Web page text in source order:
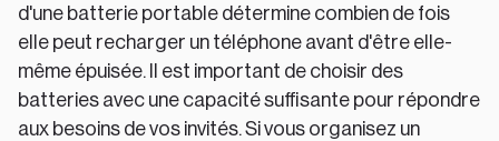
d'une batterie portable détermine combien de fois
elle peut recharger un téléphone avant d'être elle-
même épuisée. Il est important de choisir des
batteries avec une capacité suffisante pour répondre
aux besoins de vos invités. Si vous organisez un